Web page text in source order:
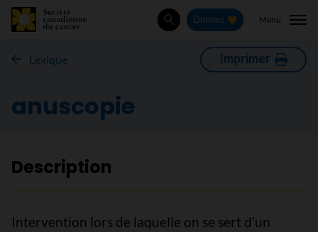
Rechercher
Donnez Menu
Lexique Imprimer
anuscopie
Description
Intervention lors de laquelle on se sert d’un